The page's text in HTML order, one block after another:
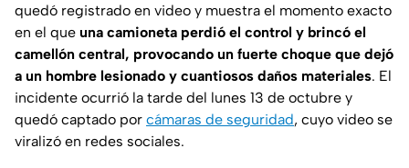
quedó registrado en video y muestra el momento exacto
en el que una camioneta perdió el control y brincó el
camellón central, provocando un fuerte choque que dejó
a un hombre lesionado y cuantiosos daños materiales. El
incidente ocurrió la tarde del lunes 13 de octubre y
quedó captado por cámaras de seguridad, cuyo video se
viralizó en redes sociales.